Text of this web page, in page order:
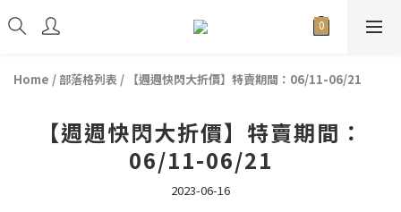
Home / 部落格列表 / 【週週快閃大折價】特賣期間：06/11-06/21
【週週快閃大折價】特賣期間：
06/11-06/21
2023-06-16